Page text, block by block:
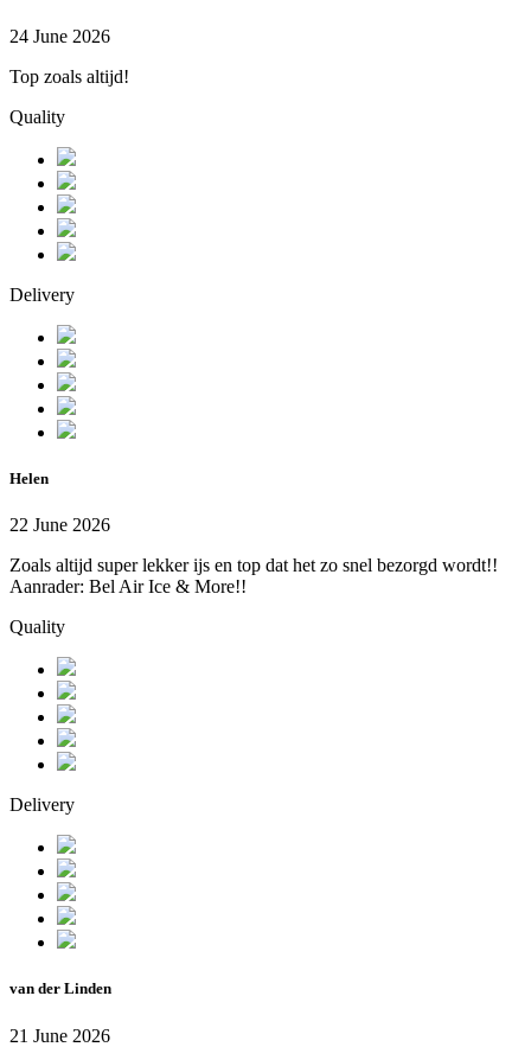
24 June 2026
Top zoals altijd!
Quality
Delivery
Helen
22 June 2026
Zoals altijd super lekker ijs en top dat het zo snel bezorgd wordt!!
Aanrader: Bel Air Ice & More!!
Quality
Delivery
van der Linden
21 June 2026